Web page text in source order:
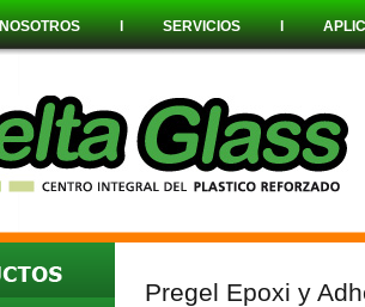
NOSOTROSlSERVICIOSl
Pregel Epoxi y